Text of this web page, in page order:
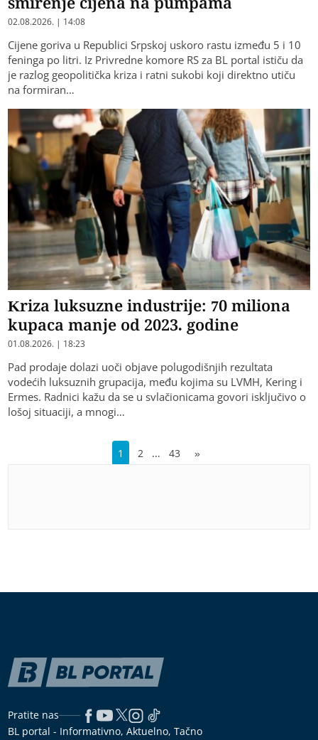
02.08.2026. | 14:08
Cijene goriva u Republici Srpskoj uskoro rastu između 5 i 10
feninga po litri. Iz Privredne komore RS za BL portal ističu da
je razlog geopolitička kriza i ratni sukobi koji direktno utiču
na formiran…
Kriza luksuzne industrije: 70 miliona
kupaca manje od 2023. godine
01.08.2026. | 18:23
Pad prodaje dolazi uoči objave polugodišnjih rezultata
vodećih luksuznih grupacija, među kojima su LVMH, Kering i
Ermes. Radnici kažu da se u svlačionicama govori isključivo o
lošoj situaciji, a mnogi…
1 2 … 43 »
Pratite nas
BL portal - Informativno, Aktuelno, Tačno